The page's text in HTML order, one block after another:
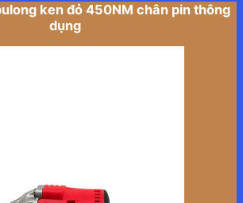
ken đỏ 450NM chân pin thông
dụng